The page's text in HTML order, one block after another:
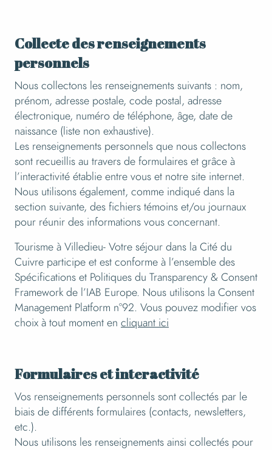
Collecte des renseignements
personnels
Nous collectons les renseignements suivants : nom,
prénom, adresse postale, code postal, adresse
électronique, numéro de téléphone, âge, date de
naissance (liste non exhaustive).
Les renseignements personnels que nous collectons
sont recueillis au travers de formulaires et grâce à
l’interactivité établie entre vous et notre site internet.
Nous utilisons également, comme indiqué dans la
section suivante, des fichiers témoins et/ou journaux
pour réunir des informations vous concernant.
Tourisme à Villedieu- Votre séjour dans la Cité du
Cuivre participe et est conforme à l’ensemble des
Spécifications et Politiques du Transparency & Consent
Framework de l’IAB Europe. Nous utilisons la Consent
Management Platform n°92. Vous pouvez modifier vos
choix à tout moment en cliquant ici
Formulaires et interactivité
Vos renseignements personnels sont collectés par le
biais de différents formulaires (contacts, newsletters,
etc.).
Nous utilisons les renseignements ainsi collectés pour